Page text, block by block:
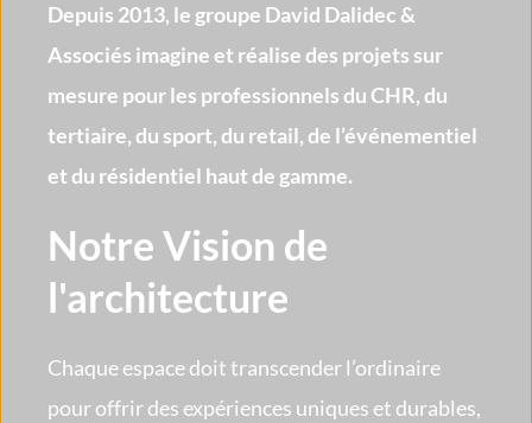
Depuis 2013, le groupe David Dalidec &
Associés imagine et réalise des projets sur
mesure pour les professionnels du CHR, du
tertiaire, du sport, du retail, de l’événementiel
et du résidentiel haut de gamme.
Notre Vision de
l'architecture
Chaque espace doit transcender l’ordinaire
pour offrir des expériences uniques et durables,